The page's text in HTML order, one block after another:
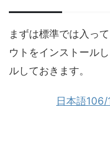
まずは標準では入っ
ウトをインストール
ルしておきます。
日本語